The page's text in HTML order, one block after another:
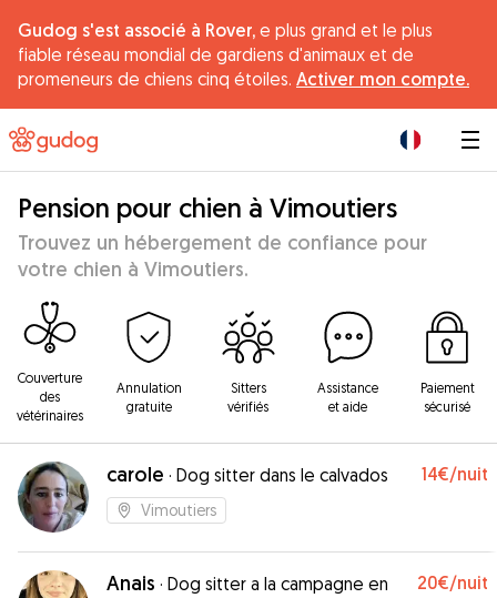
Gudog s'est associé à Rover, e plus grand et le plus
fiable réseau mondial de gardiens d'animaux et de
promeneurs de chiens cinq étoiles. Activer mon compte.
Pension pour chien à Vimoutiers
Trouvez un hébergement de confiance pour
votre chien à Vimoutiers.
Couverture
des
vétérinaires
Annulation
gratuite
Sitters
vérifiés
Assistance
et aide
Paiement
sécurisé
carole · Dog sitter dans le calvados 14€/nuit
Vimoutiers
Anais · Dog sitter a la campagne en
20€/nuit